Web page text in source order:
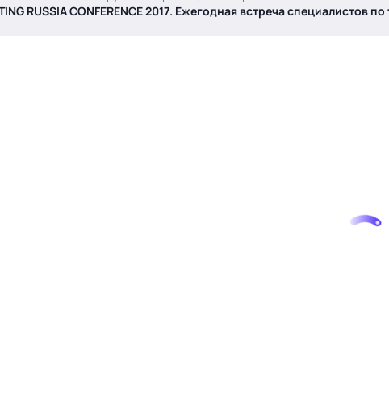
RUSSIA CONFERENCE 2017. Ежегодная встреча специалистов